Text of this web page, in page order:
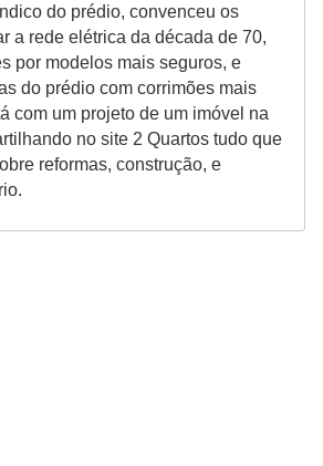
do prédio, convenceu os
a rede elétrica da década de 70,
por modelos mais seguros, e
do prédio com corrimões mais
com um projeto de um imóvel na
no site 2 Quartos tudo que
reformas, construção, e